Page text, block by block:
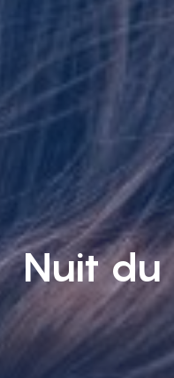
Nuit du